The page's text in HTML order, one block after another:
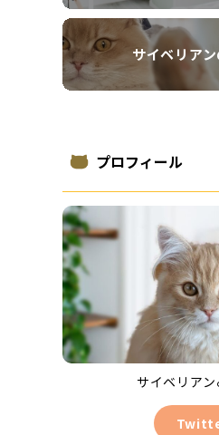
サイベリア
プロフィール
サイベリア